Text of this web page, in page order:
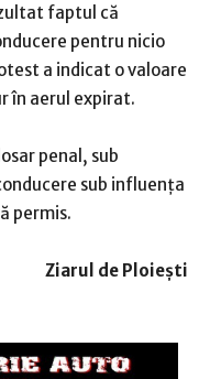
faptul că
pentru nicio
a indicat o valoare
în aerul expirat.
penal, sub
sub influența
permis.
Ziarul de Ploiești